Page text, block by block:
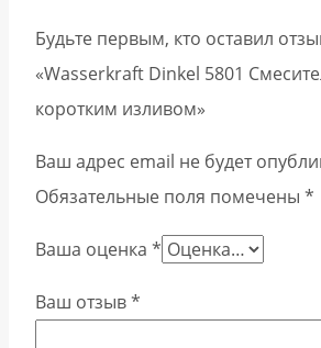
Будьте первым, кто оставил
«Wasserkraft Dinkel 5801
коротким изливом»
Ваш адрес email не будет
Обязательные поля помечены *
Ваша оценка *
Ваш отзыв*